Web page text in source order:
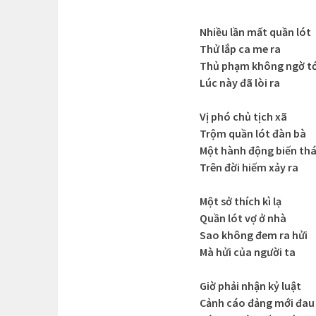
Nhiều lần mất quần lót
Thử lắp ca me ra
Thủ phạm không ngờ
Lúc này đã lòi ra
Vị phó chủ tịch xã
Trộm quần lót đàn bà
Một hành động biến
Trên đời hiếm xảy ra
Một sở thích kì lạ
Quần lót vợ ở nhà
Sao không đem ra hửi
Mà hửi của người ta
Giờ phải nhận kỷ luật
Cảnh cáo đảng mới đau